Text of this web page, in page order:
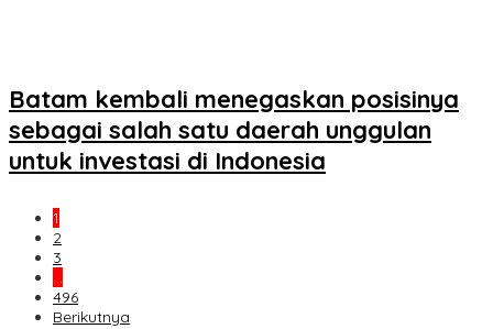
Batam kembali menegaskan posisinya
sebagai salah satu daerah unggulan
untuk investasi di Indonesia
1
2
3
…
496
Berikutnya